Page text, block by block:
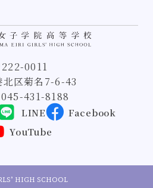
222-0011
北区菊名7-6-43
045-431-8188
LINE
Facebook
YouTube
HIGH SCHOOL